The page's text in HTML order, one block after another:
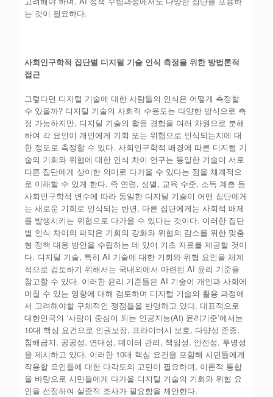
는 것이 필요하다.
사회인구학적 집단별 디지털 기술 인식 측정을 위한 방법론적
접근
그렇다면 디지털 기술에 대한 사람들의 인식은 어떻게 측정할
수 있을까? 디지털 기술의 사회적 수용도는 다양한 방식으로 측
정 가능하지만, 디지털 기술의 활용 경험을 여러 차원으로 분해
하여 각 요인이 개인에게 기회 또는 위협으로 인식되는지에 대
한 정도로 측정할 수 있다. 사회인구학적 배경에 따른 디지털 기
술의 기회와 위협에 대한 인식 차이 연구는 동일한 기술이 서로
다른 집단에게 상이한 의미로 다가올 수 있다는 점을 체계적으
로 이해할 수 있게 한다. 즉 연령, 성별, 교육 수준, 소득 계층 등
사회인구학적 변수에 따라 동일한 디지털 기술이 어떤 집단에게
는 새로운 기회로 인식되는 반면, 다른 집단에게는 사회적 배제
를 발생시키는 위협으로 다가올 수 있다는 것이다. 이러한 집단
별 인식 차이의 파악은 기회의 강화와 위협의 감소를 위한 맞춤
형 정책 대응 방안을 수립하는 데 있어 기초 자료를 제공할 것이
다. 디지털 기술, 특히 AI 기술에 대한 기회와 위협 요인을 체계
적으로 검토하기 위해서는 국내외에서 마련된 AI 윤리 기준을
참고할 수 있다. 이러한 윤리 기준들은 AI 기술이 개인과 사회에
미칠 수 있는 영향에 대해 검토하며 디지털 기술의 활용 과정에
서 고려해야할 구체적인 쟁점들을 반영하고 있다. 대표적으로
대한민국의 ‘사람이 중심이 되는 인공지능(AI) 윤리기준’에서는
10대 핵심 요건으로 인권보장, 프라이버시 보호, 다양성 존중,
침해금지, 공공성, 연대성, 데이터 관리, 책임성, 안전성, 투명성
을 제시하고 있다. 이러한 10대 핵심 요건을 포함해 시민들에게
작용할 요인들에 대한 다각도의 고민이 필요하며, 이론적 통합
을 바탕으로 시민들에게 다가올 디지털 기술의 기회와 위협 요
인을 선정하여 실증적 조사가 필요함을 제안한다.